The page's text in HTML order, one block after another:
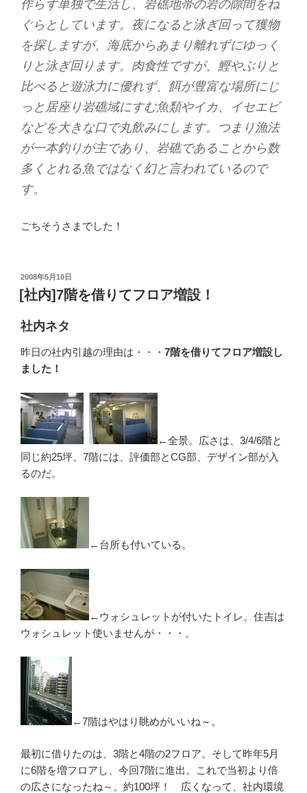
作らず単独で生活し、岩礁地帯の岩の隙間をね
ぐらとしています。夜になると泳ぎ回って獲物
を探しますが、海底からあまり離れずにゆっく
りと泳ぎ回ります。肉食性ですが、鰹やぶりと
比べると遊泳力に優れず、餌が豊富な場所にじ
っと居座り岩礁域にすむ魚類やイカ、イセエビ
などを大きな口で丸飲みにします。つまり漁法
が一本釣りが主であり、岩礁であることから数
多くとれる魚ではなく幻と言われているので
す。
ごちそうさまでした！
投
稿
日:
2008年5月10日
[社内]7階を借りてフロア増設！
社内ネタ
昨日の社内引越の理由は・・・ 7階を借りてフロア増設し
ました！
←全景。広さは、3/4/6階と
同じ約25坪。7階には、評価部とCG部、デザイン部が入
るのだ。
←台所も付いている。
←ウォシュレットが付いたトイレ。住吉は
ウォシュレット使いませんが・・・。
←7階はやはり眺めがいいね～。
最初に借りたのは、3階と4階の2フロア。そして昨年5月
に6階を増フロアし、今回7階に進出。これで当初より倍
の広さになったね～。約100坪！ 広くなって、社内環境